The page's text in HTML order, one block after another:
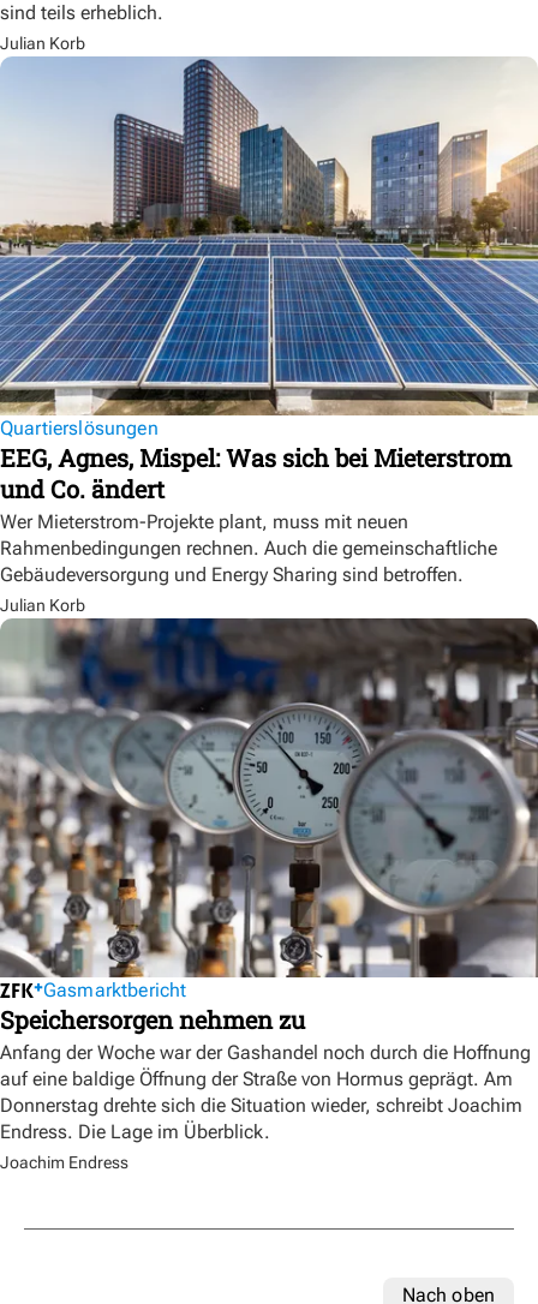
sind teils erheblich.
Julian Korb
Quartierslösungen
EEG, Agnes, Mispel: Was sich bei Mieterstrom
und Co. ändert
Wer Mieterstrom-Projekte plant, muss mit neuen
Rahmenbedingungen rechnen. Auch die gemeinschaftliche
Gebäudeversorgung und Energy Sharing sind betroffen.
Julian Korb
Gasmarktbericht
Speichersorgen nehmen zu
Anfang der Woche war der Gashandel noch durch die Hoffnung
auf eine baldige Öffnung der Straße von Hormus geprägt. Am
Donnerstag drehte sich die Situation wieder, schreibt Joachim
Endress. Die Lage im Überblick.
Joachim Endress
Nach oben